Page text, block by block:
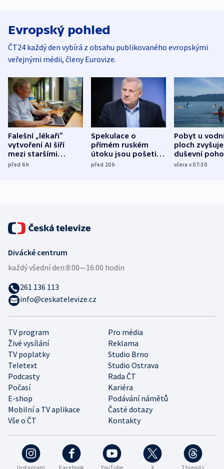
Evropský pohled
ČT24 každý den vybírá z obsahu publikovaného evropskými
veřejnými médii, členy Eurovize.
Falešní „lékaři“
vytvoření AI šíří
mezi staršími
Poláky nebezpečné
před 6h
Spekulace o
přímém ruském
útoku jsou pošetilé,
míní estonský
před 20h
Pobyt u
ploch zvyšuje
duševní
ukázala
včera v 07:30
Instagram Facebook YouTube X Threads
TV program
Pro média
Živé vysílání
Reklama
TV poplatky
Studio Brno
Teletext
Studio Ostrava
Podcasty
Rada ČT
Počasí
Kariéra
E-shop
Podávání námětů
Mobilní a TV aplikace
Časté dotazy
Vše o ČT
Kontakty
Divácké centrum
každý všední den:8:00—16:00 hodin
261 136 113
info@ceskatelevize.cz